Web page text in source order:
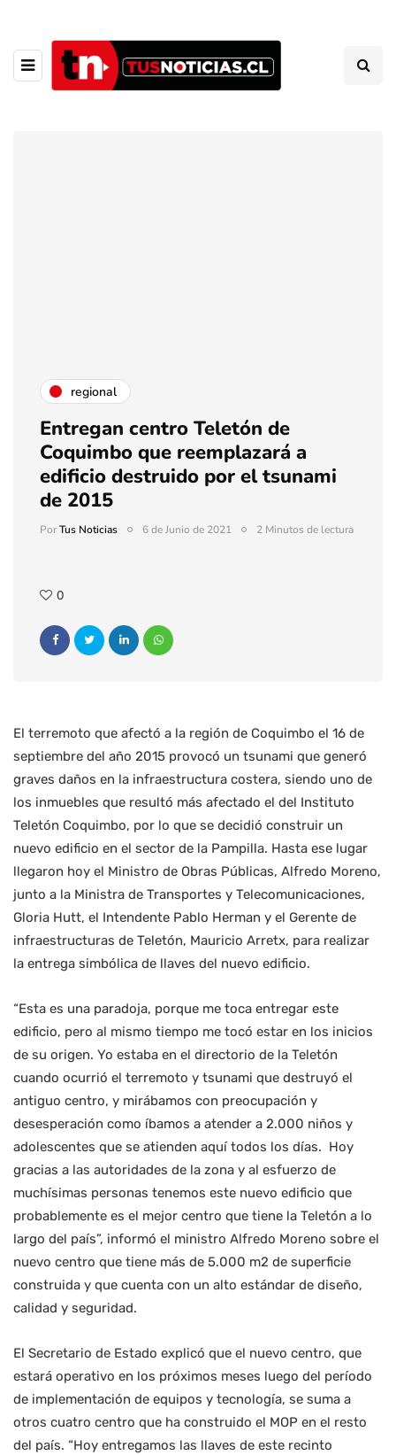
regional
Entregan centro Teletón de
Coquimbo que reemplazará a
edificio destruido por el tsunami
de 2015
PorTus Noticias 6 de Junio de 2021 2 Minutos de lectura
0
El terremoto que afectó a la región de Coquimbo el 16 de
septiembre del año 2015 provocó un tsunami que generó
graves daños en la infraestructura costera, siendo uno de
los inmuebles que resultó más afectado el del Instituto
Teletón Coquimbo, por lo que se decidió construir un
nuevo edificio en el sector de la Pampilla. Hasta ese lugar
llegaron hoy el Ministro de Obras Públicas, Alfredo Moreno,
junto a la Ministra de Transportes y Telecomunicaciones,
Gloria Hutt, el Intendente Pablo Herman y el Gerente de
infraestructuras de Teletón, Mauricio Arretx, para realizar
la entrega simbólica de llaves del nuevo edificio.
“Esta es una paradoja, porque me toca entregar este
edificio, pero al mismo tiempo me tocó estar en los inicios
de su origen. Yo estaba en el directorio de la Teletón
cuando ocurrió el terremoto y tsunami que destruyó el
antiguo centro, y mirábamos con preocupación y
desesperación como íbamos a atender a 2.000 niños y
adolescentes que se atienden aquí todos los días. Hoy
gracias a las autoridades de la zona y al esfuerzo de
muchísimas personas tenemos este nuevo edificio que
probablemente es el mejor centro que tiene la Teletón a lo
largo del país”, informó el ministro Alfredo Moreno sobre el
nuevo centro que tiene más de 5.000 m2 de superficie
construida y que cuenta con un alto estándar de diseño,
calidad y seguridad.
El Secretario de Estado explicó que el nuevo centro, que
estará operativo en los próximos meses luego del período
de implementación de equipos y tecnología, se suma a
otros cuatro centro que ha construido el MOP en el resto
del país. “Hoy entregamos las llaves de este recinto